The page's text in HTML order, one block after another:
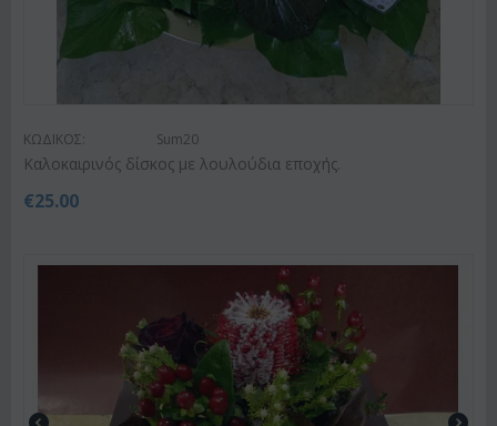
ΚΩΔΙΚΟΣ: Sum20
Kαλοκαιρινός δίσκος με λουλούδια εποχής.
€25.00